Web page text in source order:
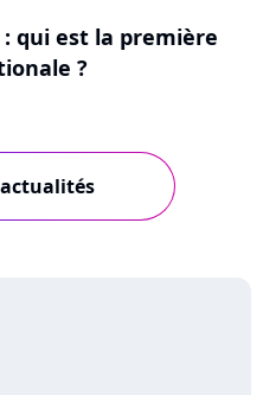
: qui est la première
?